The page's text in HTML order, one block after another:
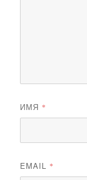
ИМЯ *
EMAIL *